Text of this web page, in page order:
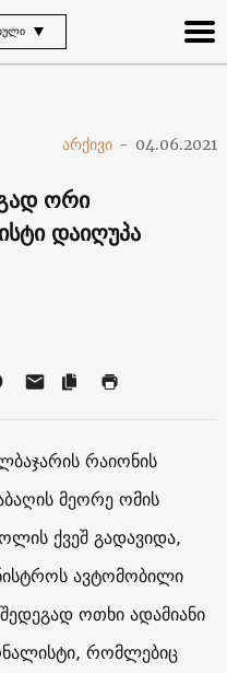
არქივი - 04.06.2021
ორი
დაიღუპა
რაიონის
მეორე ომის
ქვეშ გადავიდა,
ავტომობილი
ოთხი ადამიანი
რომლებიც